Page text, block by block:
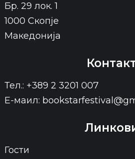
Бр. 29 лок. 1
1000 Скопје
Македонија
Тел.: +389 2 3201 007
Е-маил:
Гости